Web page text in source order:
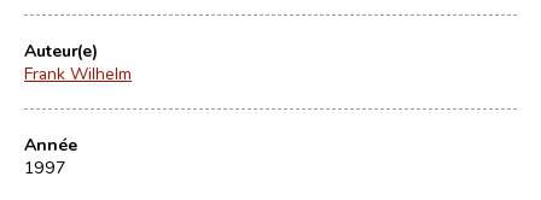
Auteur(e)
Frank Wilhelm
Année
1997